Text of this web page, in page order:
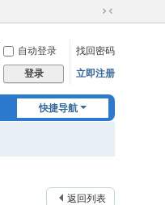
切
到
窄
自动登录
找回密码
登录 立即注册
快捷导航
返回列表